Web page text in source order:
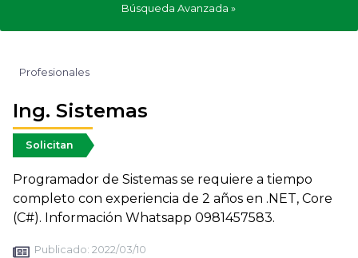
Búsqueda Avanzada
Profesionales
Ing. Sistemas
Solicitan
Programador de Sistemas se requiere a tiempo
completo con experiencia de 2 años en .NET, Core
(C#). Información Whatsapp 0981457583.
Publicado: 2022/03/10